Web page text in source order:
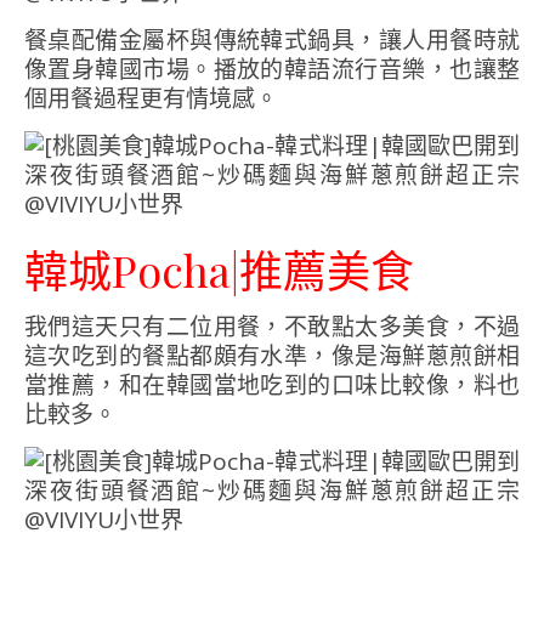
餐桌配備金屬杯與傳統韓式鍋具，讓人用餐時就
像置身韓國市場。播放的韓語流行音樂，也讓整
個用餐過程更有情境感。
韓城Pocha|推薦美食
我們這天只有二位用餐，不敢點太多美食，不過
這次吃到的餐點都頗有水準，像是海鮮蔥煎餅相
當推薦，和在韓國當地吃到的口味比較像，料也
比較多。